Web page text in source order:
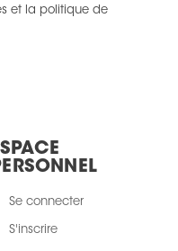
et la politique de
Se connecter
S'inscrire